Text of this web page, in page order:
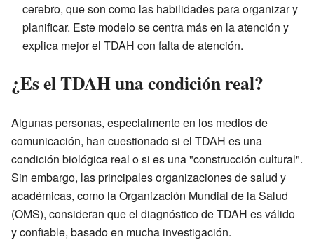
cerebro, que son como las habilidades para organizar y
planificar. Este modelo se centra más en la atención y
explica mejor el TDAH con falta de atención.
¿Es el TDAH una condición real?
Algunas personas, especialmente en los medios de
comunicación, han cuestionado si el TDAH es una
condición biológica real o si es una "construcción cultural".
Sin embargo, las principales organizaciones de salud y
académicas, como la Organización Mundial de la Salud
(OMS), consideran que el diagnóstico de TDAH es válido
y confiable, basado en mucha investigación.